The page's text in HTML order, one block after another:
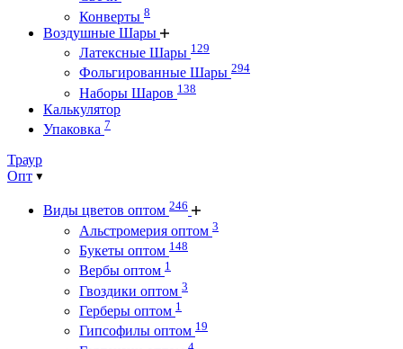
Конверты 8
Воздушные Шары
Латексные Шары 129
Фольгированные Шары 294
Наборы Шаров 138
Калькулятор
Упаковка 7
Траур
Опт
Виды цветов оптом 246
Альстромерия оптом 3
Букеты оптом 148
Вербы оптом 1
Гвоздики оптом 3
Герберы оптом 1
Гипсофилы оптом 19
4